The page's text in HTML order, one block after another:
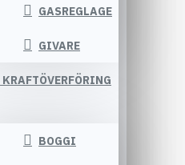
GASREGLAGE
GIVARE
KRAFTÖVERFÖRING
BOGGI